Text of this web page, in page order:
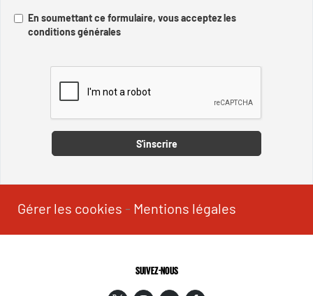
En soumettant ce formulaire, vous acceptez les
conditions générales
S'inscrire
Gérer les cookies - Mentions légales
SUIVEZ-NOUS